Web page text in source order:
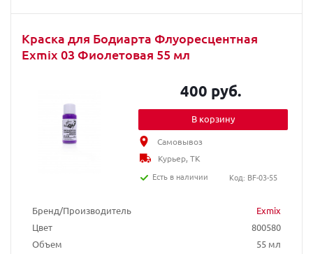
Краска для Бодиарта Флуоресцентная
Exmix 03 Фиолетовая 55 мл
Бренд/Производитель
Exmix
Цвет
800580
Объем
55 мл
400 руб.
В корзину
Самовывоз
Курьер, ТК
Есть в наличии
Код: BF-03-55